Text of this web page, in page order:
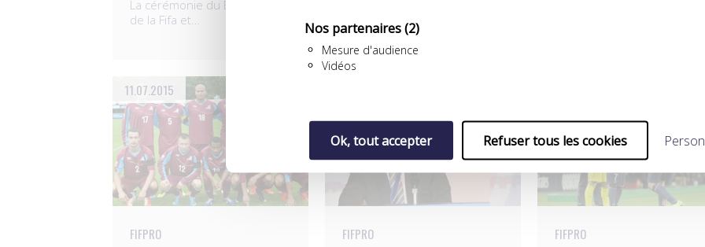
Nos partenaires(2)
Mesure d'audience
Vidéos
Ok, tout accepter Refuser tous les cookies
La cérémonie du Ballon d’Or
de la Fifa et…
11.07.2015
FIFPRO
FIFPRO
FIFPRO